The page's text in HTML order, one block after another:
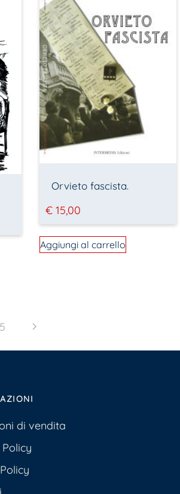
Orvieto fascista.
€ 15,00
Aggiungi al carrello
5
di vendita